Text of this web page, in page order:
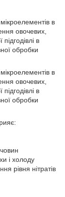
в
овочевих,
в
обробки
в
овочевих,
в
обробки
і холоду
рівня нітратів